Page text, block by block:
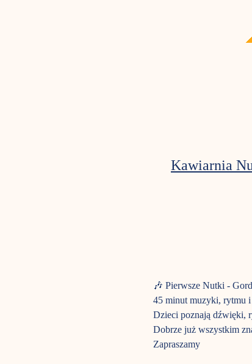
Kawiarnia
🎶 Pierwsze Nutki -
45 minut muzyki, rytmu
Dzieci poznają dźwięki,
Dobrze już wszystkim
Zapraszamy